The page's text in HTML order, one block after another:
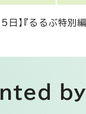
日】『るるぶ